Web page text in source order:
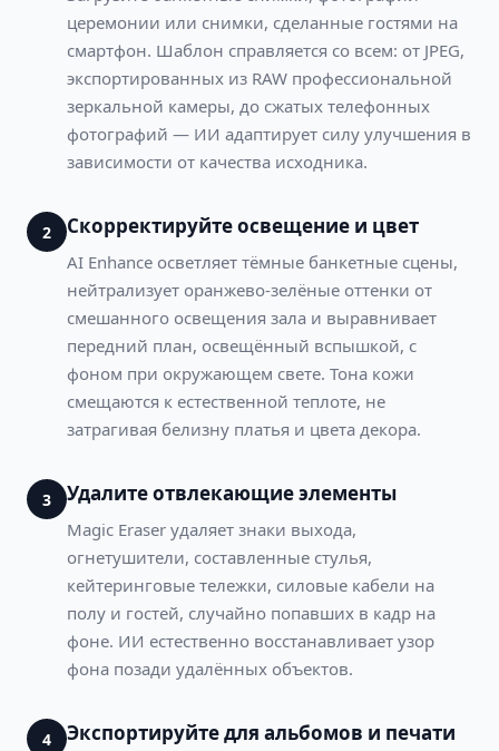
церемонии или снимки, сделанные гостями на
смартфон. Шаблон справляется со всем: от JPEG,
экспортированных из RAW профессиональной
зеркальной камеры, до сжатых телефонных
фотографий — ИИ адаптирует силу улучшения в
зависимости от качества исходника.
2 Скорректируйте освещение и цвет
AI Enhance осветляет тёмные банкетные сцены,
нейтрализует оранжево-зелёные оттенки от
смешанного освещения зала и выравнивает
передний план, освещённый вспышкой, с
фоном при окружающем свете. Тона кожи
смещаются к естественной теплоте, не
затрагивая белизну платья и цвета декора.
3 Удалите отвлекающие элементы
Magic Eraser удаляет знаки выхода,
огнетушители, составленные стулья,
кейтеринговые тележки, силовые кабели на
полу и гостей, случайно попавших в кадр на
фоне. ИИ естественно восстанавливает узор
фона позади удалённых объектов.
4 Экспортируйте для альбомов и печати